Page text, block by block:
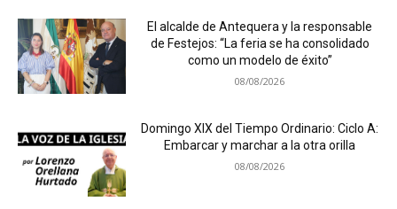
El alcalde de Antequera y la responsable
de Festejos: “La feria se ha consolidado
como un modelo de éxito”
08/08/2026
Domingo XIX del Tiempo Ordinario: Ciclo A:
Embarcar y marchar a la otra orilla
08/08/2026